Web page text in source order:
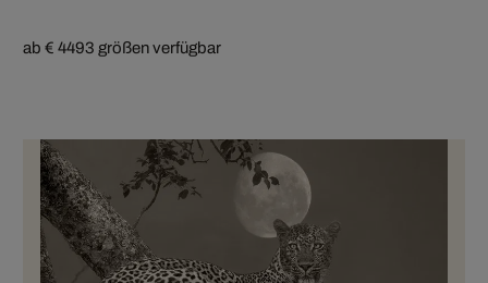
ab € 4493 größen verfügbar